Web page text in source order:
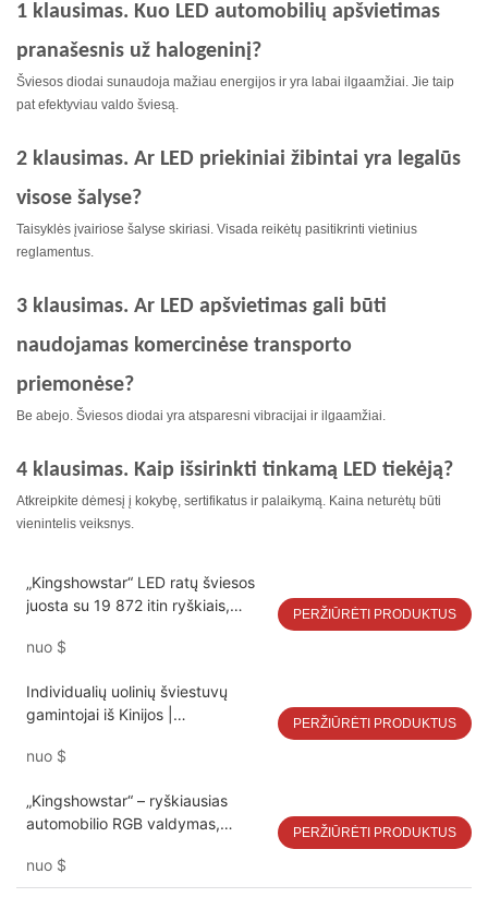
1 klausimas. Kuo LED automobilių apšvietimas
pranašesnis už halogeninį?
Šviesos diodai sunaudoja mažiau energijos ir yra labai ilgaamžiai. Jie taip
pat efektyviau valdo šviesą.
2 klausimas. Ar LED priekiniai žibintai yra legalūs
visose šalyse?
Taisyklės įvairiose šalyse skiriasi. Visada reikėtų pasitikrinti vietinius
reglamentus.
3 klausimas. Ar LED apšvietimas gali būti
naudojamas komercinėse transporto
priemonėse?
Be abejo. Šviesos diodai yra atsparesni vibracijai ir ilgaamžiai.
4 klausimas. Kaip išsirinkti tinkamą LED tiekėją?
Atkreipkite dėmesį į kokybę, sertifikatus ir palaikymą. Kaina neturėtų būti
vienintelis veiksnys.
„Kingshowstar“ LED ratų šviesos
juosta su 19 872 itin ryškiais,
nuo $
PERŽIŪRĖTI PRODUKTUS
Individualių uolinių šviestuvų
gamintojai iš Kinijos |
nuo $
PERŽIŪRĖTI PRODUKTUS
„Kingshowstar“ – ryškiausias
automobilio RGB valdymas,
ratlankio apšvietimas
nuo $
PERŽIŪRĖTI PRODUKTUS